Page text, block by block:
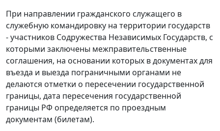
При направлении гражданского служащего в
служебную командировку на территории государств
- участников Содружества Независимых Государств, с
которыми заключены межправительственные
соглашения, на основании которых в документах для
въезда и выезда пограничными органами не
делаются отметки о пересечении государственной
границы, дата пересечения государственной
границы РФ определяется по проездным
документам (билетам).